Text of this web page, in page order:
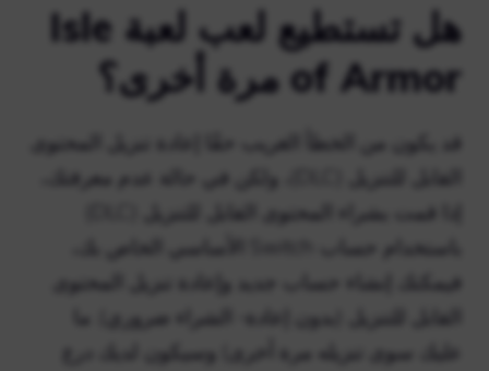
هل تستطيع لعب لعبة Isle
of Armor مرة أخرى؟
قد يكون من الخطأ الغريب حقًا إعادة تنزيل المحتوى
القابل للتنزيل (DLC)، ولكن في حالة عدم معرفتك،
باستخدام حساب Switch الأساسي الخاص بك،
فيمكنك إنشاء حساب جديد وإعادة تنزيل المحتوى
القابل للتنزيل (بدون إعادة- الشراء ضروري). ما
عليك سوى تنزيله مرة أخرى) وسيكون لديك درع